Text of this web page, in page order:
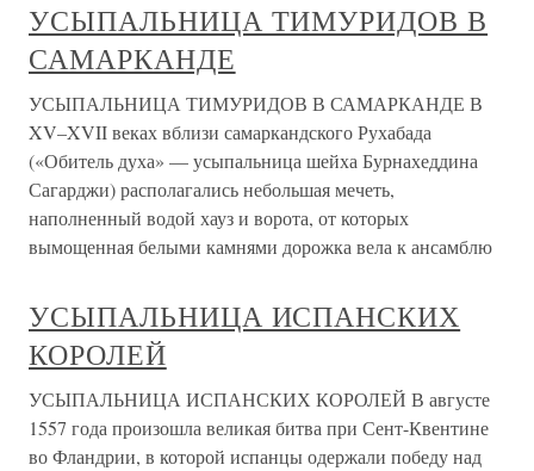
УСЫПАЛЬНИЦА ТИМУРИДОВ В
САМАРКАНДЕ
УСЫПАЛЬНИЦА ТИМУРИДОВ В САМАРКАНДЕ В
XV–XVII веках вблизи самаркандского Рухабада
(«Обитель духа» — усыпальница шейха Бурнахеддина
Сагарджи) располагались небольшая мечеть,
наполненный водой хауз и ворота, от которых
вымощенная белыми камнями дорожка вела к ансамблю
УСЫПАЛЬНИЦА ИСПАНСКИХ
КОРОЛЕЙ
УСЫПАЛЬНИЦА ИСПАНСКИХ КОРОЛЕЙ В августе
1557 года произошла великая битва при Сент-Квентине
во Фландрии, в которой испанцы одержали победу над